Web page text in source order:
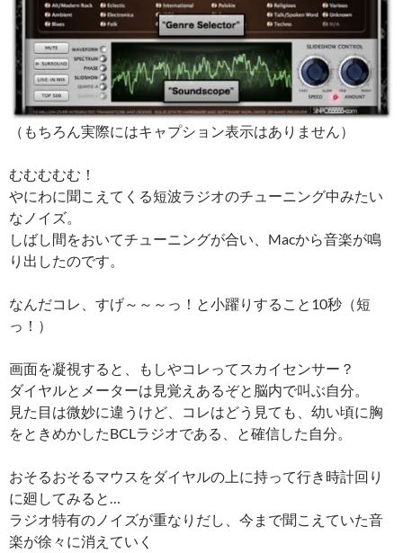
（もちろん実際にはキャプション表示はありません）
むむむむむ！
やにわに聞こえてくる短波ラジオのチューニング中みたい
なノイズ。
しばし間をおいてチューニングが合い、Macから音楽が鳴
り出したのです。
なんだコレ、すげ～～～っ！と小躍りすること10秒（短
っ！）
画面を凝視すると、もしやコレってスカイセンサー？
ダイヤルとメーターは見覚えあるぞと脳内で叫ぶ自分。
見た目は微妙に違うけど、コレはどう見ても、幼い頃に胸
をときめかしたBCLラジオである、と確信した自分。
おそるおそるマウスをダイヤルの上に持って行き時計回り
に廻してみると…
ラジオ特有のノイズが重なりだし、今まで聞こえていた音
楽が徐々に消えていく